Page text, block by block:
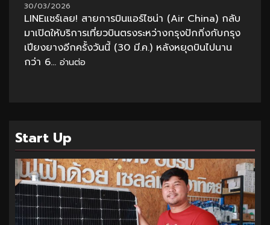
30/03/2026
LINEแชร์เลย! สายการบินแอร์ไชน่า (Air China) กลับ
มาเปิดให้บริการเที่ยวบินตรงระหว่างกรุงปักกิ่งกับกรุง
เปียงยางอีกครั้งวันนี้ (30 มี.ค.) หลังหยุดบินไปนาน
กว่า 6... อ่านต่อ
Start Up